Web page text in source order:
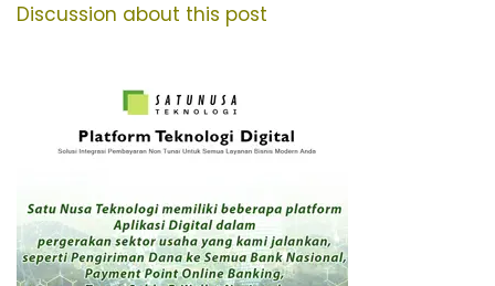
Discussion about this post